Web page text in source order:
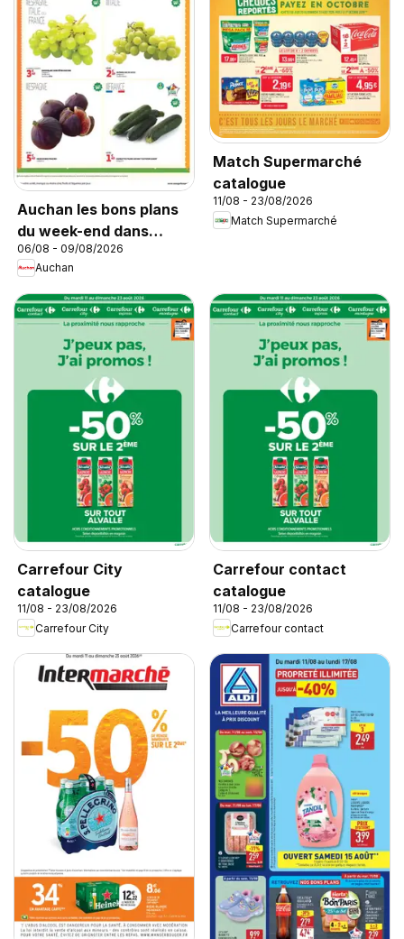
Auchan les bons plans
du week-end dans
votre super
06/08 - 09/08/2026
Auchan
Match Supermarché
catalogue
11/08 - 23/08/2026
Match Supermarché
Carrefour City
catalogue
11/08 - 23/08/2026
Carrefour City
Carrefour contact
catalogue
11/08 - 23/08/2026
Carrefour contact